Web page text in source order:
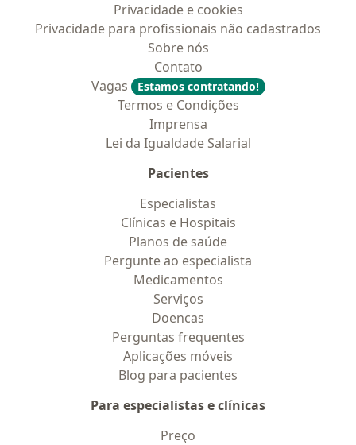
Privacidade e cookies
Privacidade para profissionais não cadastrados
Sobre nós
Contato
Vagas
Estamos contratando!
Termos e Condições
Imprensa
Lei da Igualdade Salarial
Pacientes
Especialistas
Clínicas e Hospitais
Planos de saúde
Pergunte ao especialista
Medicamentos
Serviços
Doencas
Perguntas frequentes
Aplicações móveis
Blog para pacientes
Para especialistas e clínicas
Preço